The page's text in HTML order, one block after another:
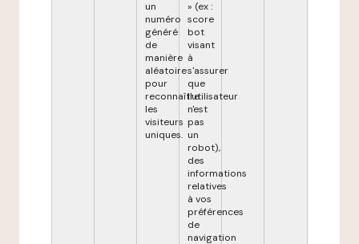
un
numéro
généré
de
manière
aléatoire
pour
reconnaître
les
visiteurs
uniques.
» (ex :
score
bot
visant
à
s'assurer
que
l'utilisateur
n'est
pas
un
robot),
des
informations
relatives
à vos
préférences
de
navigation